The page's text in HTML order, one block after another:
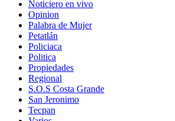
Noticiero en vivo
Opinion
Palabra de Mujer
Petatlán
Policiaca
Politica
Propiedades
Regional
S.O.S Costa Grande
San Jeronimo
Tecpan